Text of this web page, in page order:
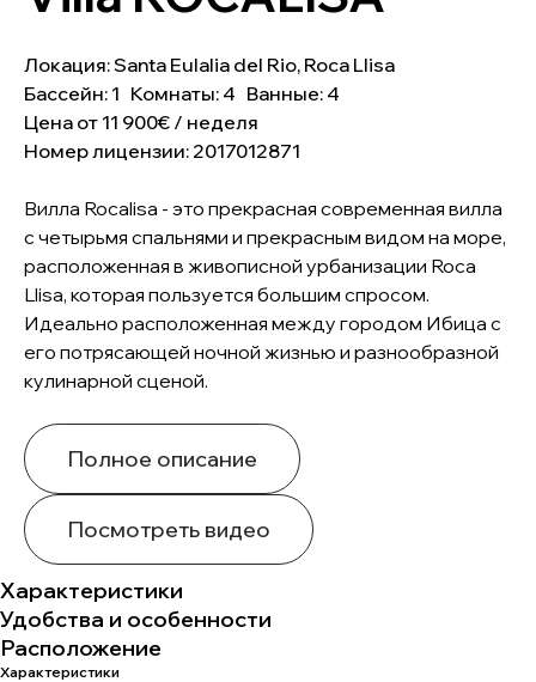
Локация: Santa Eulalia del Rio, Roca Llisa
Бассейн: 1 Комнаты: 4 Ванные: 4
Цена от 11 900€ / неделя
Номер лицензии: 2017012871
Вилла Rocalisa - это прекрасная современная вилла
с четырьмя спальнями и прекрасным видом на море,
расположенная в живописной урбанизации Roca
Llisa, которая пользуется большим спросом.
Идеально расположенная между городом Ибица с
его потрясающей ночной жизнью и разнообразной
кулинарной сценой.
Полное описание
Посмотреть видео
Характеристики
Удобства и особенности
Расположение
Характеристики